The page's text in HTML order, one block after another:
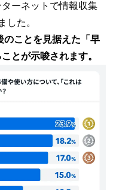
ーネットで情報収集
した。
のことを見据えた「早
とが示唆されます。